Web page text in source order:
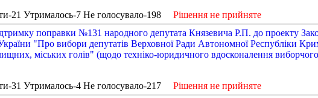
21 Утрималось-7 Не голосувало-198
Рішення не прийняте
поправки №131 народного депутата Князевича Р.П. до проекту
"Про вибори депутатів Верховної Ради Автономної Республіки
міських голів" (щодо техніко-юридичного вдосконалення виборчого
31 Утрималось-4 Не голосувало-217
Рішення не прийняте